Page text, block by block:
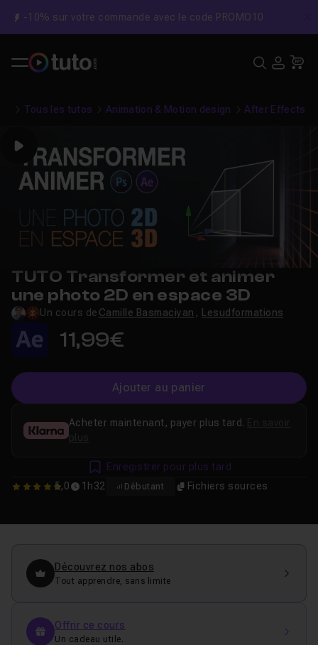
-10% sur votre commande avec le code PROMO10
Tous les tutos Animation & Motion design After Effects
Play
TUTO Transformer et animer
une photo 2D en espace 3D
Un cours de Camille Basmaciyan , Lesudformations
11,99€
Ajouter au panier
5 5,0 1h32 Débutant Fichiers sources
Acheter maintenant, payer plus tard.
plus
Enregistrer pour plus tard
Découvrez nos abos
Tout apprendre, sans limite
Offrir ce cours
Un cadeau utile.